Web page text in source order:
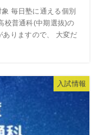
毎日塾に通える個別
校普通科(中期選抜)の
ありますので、 大変だ
入試情報